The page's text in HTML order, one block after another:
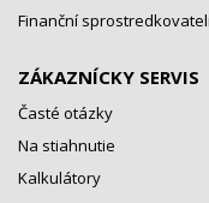
Finanční
ZÁKAZNÍCKY SERVIS
Časté otázky
Na stiahnutie
Kalkulátory